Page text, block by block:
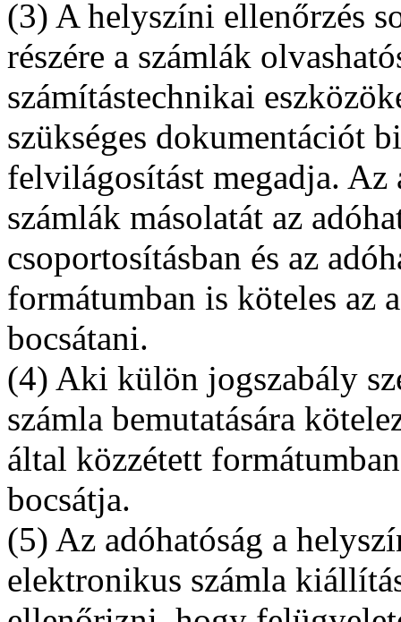
(3) A helyszíni ellenőrzés
részére a számlák
számítástechnikai
szükséges dokumentációt
felvilágosítást megadja. Az
számlák másolatát az
csoportosításban és az
formátumban is köteles az
bocsátani.
(4) Aki külön jogszabály
számla bemutatására
által közzétett
bocsátja.
(5) Az adóhatóság a
elektronikus számla